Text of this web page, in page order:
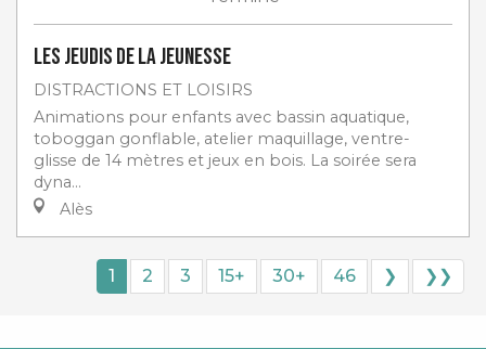
Les jeudis de la jeunesse
DISTRACTIONS ET LOISIRS
Animations pour enfants avec bassin aquatique,
toboggan gonflable, atelier maquillage, ventre-
glisse de 14 mètres et jeux en bois. La soirée sera
dyna...
Alès
1 2 3 15+ 30+ 46 ❯ ❯❯